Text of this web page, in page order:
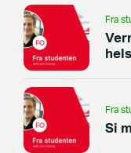
Fra
Fra
Si